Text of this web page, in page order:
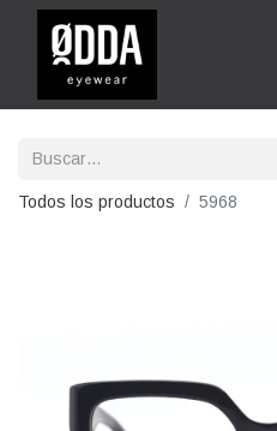
Todos los productos 5968